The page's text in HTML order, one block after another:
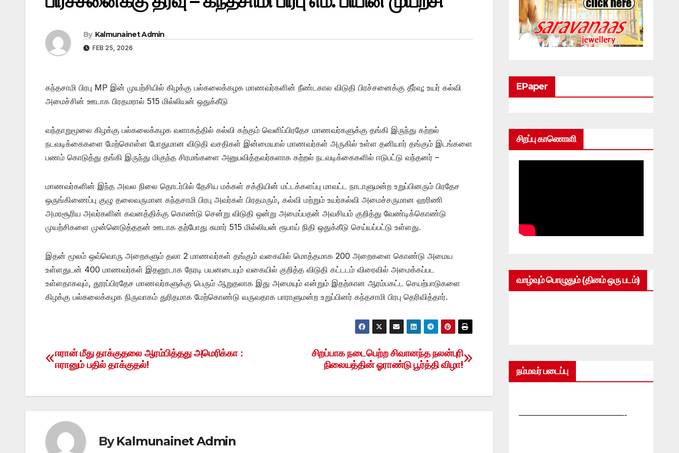
By Kalmunainet Admin
FEB 25, 2026
கந்தசாமி பிரபு MP இன் முயற்சியில் கிழக்கு பல்கலைக்கழக மாணவர்களின் நீண்டகால விடுதி பிரச்சனைக்கு தீர்வு; உயர் கல்வி
அமைச்சின் ஊடாக பிரதமரால் 515 மில்லியன் ஒதுக்கீடு
வந்தாறுமூலை கிழக்கு பல்கலைக்கழக வளாகத்தில் கல்வி கற்கும் வெளிப்பிரதேச மாணவர்களுக்கு தங்கி இருந்து கற்றல்
நடவடிக்கைகளை மேற்கொள்ள போதுமான விடுதி வசதிகள் இன்மையால் மாணவர்கள் அருகில் உள்ள தனியார் தங்கும் இடங்களை
பணம் கொடுத்து தங்கி இருந்து மிகுந்த சிரமங்களை அனுபவித்தவர்களாக கற்றல் நடவடிக்கைகளில் ஈடுபட்டு வந்தனர் –
மாணவர்களின் இந்த அவல நிலை தொடர்பில் தேசிய மக்கள் சக்தியின் மட்டக்களப்பு மாவட்ட நாடாளுமன்ற உறுப்பினரும் பிரதேச
ஒருங்கிணைப்பு குழு தலைவருமான கந்தசாமி பிரபு அவர்கள் பிரதமரும், கல்வி மற்றும் உயர்கல்வி அமைச்சருமான ஹரிணி
அமரசூரிய அவர்களின் கவனத்திக்கு கொண்டு சென்று விடுதி ஒன்று அமைப்பதன் அவசியம் குறித்து வேண்டிக்கொண்டு
முயற்சிகளை முன்னெடுத்ததன் ஊடாக தற்போது சுமார் 515 மில்லியன் ரூபாய் நிதி ஒதுக்கீடு செய்யப்பட்டு உள்ளது.
இதன் மூலம் ஒவ்வொரு அறைகளும் தலா 2 மாணவர்கள் தங்கும் வகையில் மொத்தமாக 200 அறைகளை கொண்டு அமைய
உள்ளதுடன் 400 மாணவர்கள் இதனூடாக நேரடி பயனடையும் வகையில் குறித்த விடுதி கட்டடம் விரைவில் அமைக்கப்பட
உள்ளதாகவும், தூரப்பிரதேச மாணவர்களுக்கு பெரும் ஆறுதலாக இது அமையும் என்றும் இதற்கான ஆரம்பகட்ட செயற்பாடுகளை
கிழக்கு பல்கலைக்கழக நிருவாகம் துரிதமாக மேற்கொண்டு வருவதாக பாராளுமன்ற உறுப்பினர் கந்தசாமி பிரபு தெரிவித்தார்.
Post
சிறப்பாக நடைபெற்ற சிவானந்த நலன்புரி
நிலையத்தின் ஓராண்டு பூர்த்தி விழா!
ஈரான் மீது தாக்குதலை ஆரம்பித்தது அமெரிக்கா :
ஈரானும் பதில் தாக்குதல்!
ByKalmunainet Admin
EPaper
சிறப்பு காணொளி
வாழ்வும் பொழுதும் (தினம் ஒரு படம்)
நம்மவர் படைப்பு
—————————————-